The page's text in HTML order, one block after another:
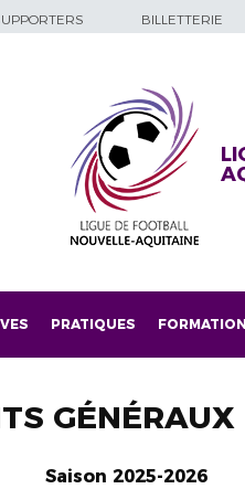
BILLETTERIE
PRATIQUES
GÉNÉRAUX
Saison 2025-2026